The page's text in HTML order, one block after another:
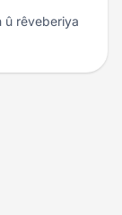
û rêveberiya